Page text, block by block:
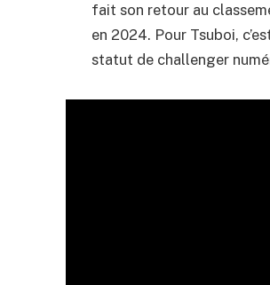
fait son retour au
en 2024. Pour Tsuboi,
statut de challenger